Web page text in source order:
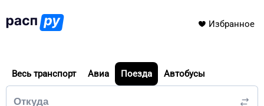
Избранное
Весь транспорт Авиа Поезда Автобусы